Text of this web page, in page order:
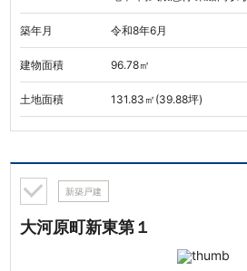
築年月 令和8年6月
建物面積 96.78㎡
土地面積 131.83㎡(39.88坪)
新築戸建
大河原町新東第１